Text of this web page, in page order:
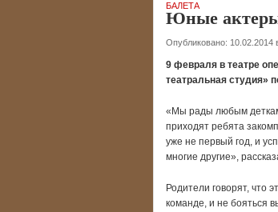
БАЛЕТА
Юные актеры
Опубликовано: 10.02.2014
9 февраля в театре
театральная студия»
«Мы рады любым деткам
приходят ребята
уже не первый год, и
многие другие»,
Родители говорят, что
команде, и не бояться